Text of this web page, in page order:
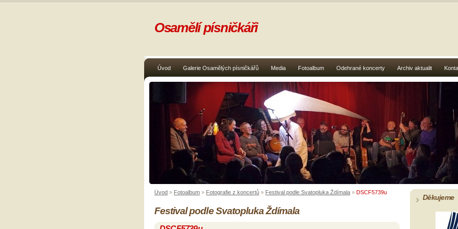
Úvod Galerie Osamělých písničkářů Media Fotoalbum Odehrané koncerty Archiv aktualit
Osamělí písničkáři
Úvod » Fotoalbum » Fotografie z koncertů » Festival podle Svatopluka Ždímala » DSCF5739u
Festival podle Svatopluka Ždímala
Děkujeme